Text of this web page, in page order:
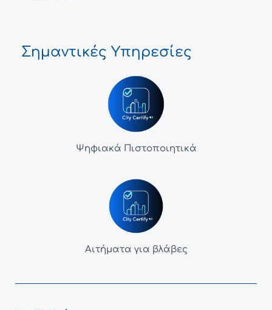
Σημαντικές Υπηρεσίες
Ψηφιακά Πιστοποιητικά
Αιτήματα για βλάβες